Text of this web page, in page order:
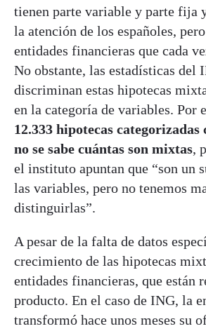
tienen parte variable y parte fija
la atención de los españoles,
entidades financieras que cada
No obstante, las estadísticas del
discriminan estas hipotecas
en la categoría de variables. Por
12.333 hipotecas
no se sabe cuántas son mixtas,
el instituto apuntan que “son un
las variables, pero no tenemos
distinguirlas”.
A pesar de la falta de datos
crecimiento de las hipotecas
entidades financieras, que están
producto. En el caso de ING, la
transformó hace unos meses su